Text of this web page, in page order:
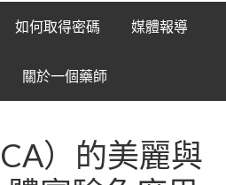
如何取得密碼 媒體報導
關於一個藥師
）的美麗與